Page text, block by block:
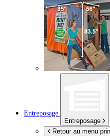
Entreposage
Entreposage
Retour au menu